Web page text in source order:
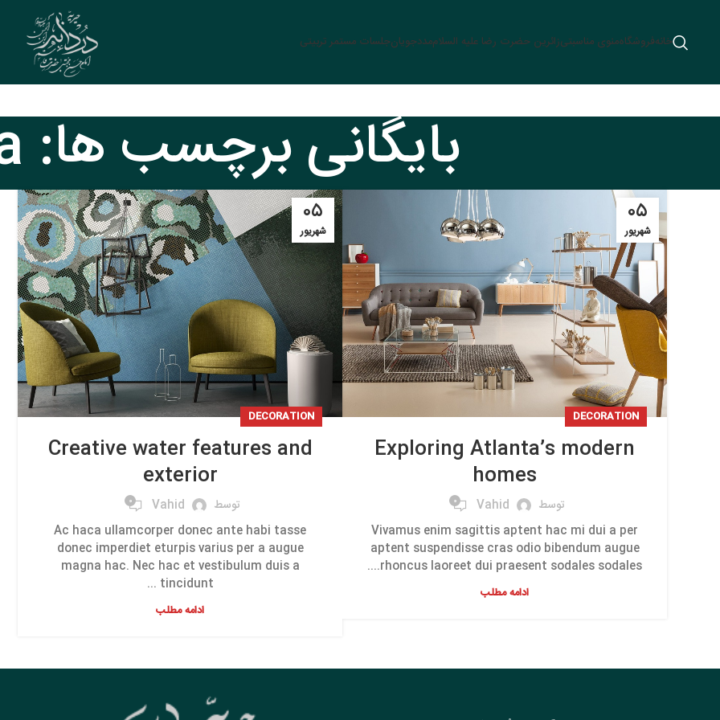
خانهفروشگاهمنوی مناسبتیزائرین حضرت رضا علیه السلاممددجویانجلسات مستمر تربیتی
بایگانی برچسب ها: Sofa
۰۵
شهریور
DECORATION
Exploring Atlanta’s modern
homes
توسط Vahid
0
Vivamus enim sagittis aptent hac mi dui a per
aptent suspendisse cras odio bibendum augue
rhoncus laoreet dui praesent sodales sodales....
ادامه مطلب
۰۵
شهریور
DECORATION
Creative water features and
exterior
توسط Vahid
0
Ac haca ullamcorper donec ante habi tasse
donec imperdiet eturpis varius per a augue
magna hac. Nec hac et vestibulum duis a
tincidunt ...
ادامه مطلب